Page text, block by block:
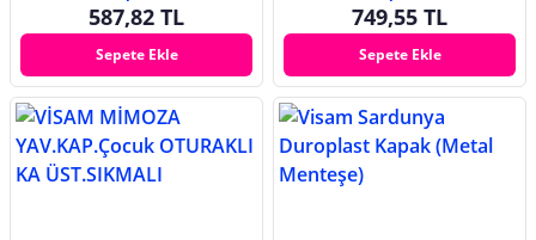
587,82 TL
Sepete Ekle
749,55 TL
Sepete Ekle